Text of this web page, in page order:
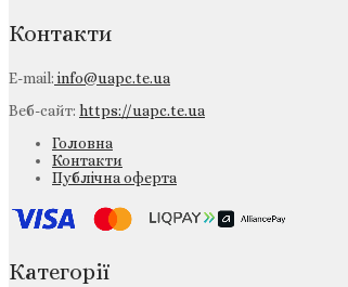
Контакти
E-mail:info@uapc.te.ua
Веб-сайт: https://uapc.te.ua
Головна
Контакти
Публічна оферта
Категорії